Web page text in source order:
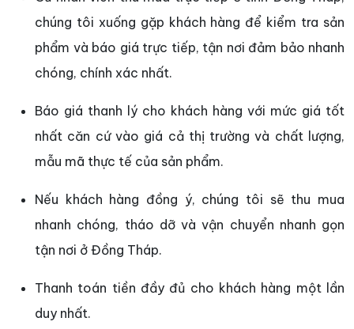
chúng tôi xuống gặp khách hàng để kiểm tra sản
phẩm và báo giá trực tiếp, tận nơi đảm bảo nhanh
chóng, chính xác nhất.
Báo giá thanh lý cho khách hàng với mức giá tốt
nhất căn cứ vào giá cả thị trường và chất lượng,
mẫu mã thực tế của sản phẩm.
Nếu khách hàng đồng ý, chúng tôi sẽ thu mua
nhanh chóng, tháo dỡ và vận chuyển nhanh gọn
tận nơi ở Đồng Tháp.
Thanh toán tiền đầy đủ cho khách hàng một lần
duy nhất.